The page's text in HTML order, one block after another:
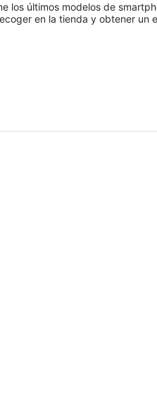
los últimos modelos de
en la tienda y obtener un